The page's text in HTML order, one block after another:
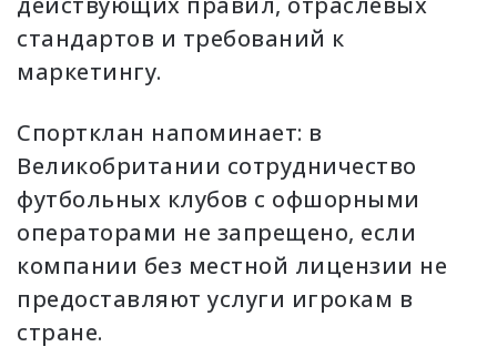
стандартов и требований к
маркетингу.
Спортклан напоминает: в
Великобритании сотрудничество
футбольных клубов с офшорными
операторами не запрещено, если
компании без местной лицензии не
предоставляют услуги игрокам в
стране.